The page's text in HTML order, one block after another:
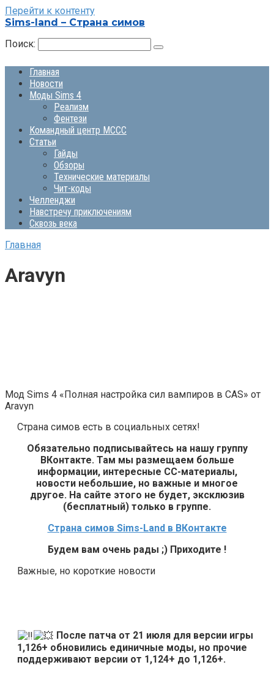
Перейти к контенту
Sims-land – Страна симов
Поиск:
Главная
Новости
Моды Sims 4
Реализм
Фентези
Командный центр MCCC
Статьи
Гайды
Обзоры
Технические материалы
Чит-коды
Челленджи
Навстречу приключениям
Сквозь века
Главная
Aravyn
Мод Sims 4 «Полная настройка сил вампиров в CAS» от
Aravyn
Страна симов есть в социальных сетях!
Обязательно подписывайтесь на нашу группу
ВКонтакте. Там мы размещаем больше
информации, интересные СС-материалы,
новости небольшие, но важные и многое
другое. На сайте этого не будет, эксклюзив
(бесплатный) только в группе.
Страна симов Sims-Land в ВКонтакте
Будем вам очень рады ;) Приходите !
Важные, но короткие новости
После патча от 21 июля для версии игры
1,126+ обновились единичные моды, но прочие
поддерживают версии от 1,124+ до 1,126+.